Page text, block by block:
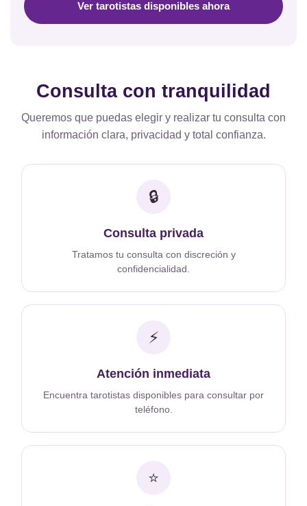
Ver tarotistas disponibles ahora
Consulta con tranquilidad
Queremos que puedas elegir y realizar tu consulta con
información clara, privacidad y total confianza.
🔒
Consulta privada
Tratamos tu consulta con discreción y
confidencialidad.
⚡
Atención inmediata
Encuentra tarotistas disponibles para consultar por
teléfono.
⭐